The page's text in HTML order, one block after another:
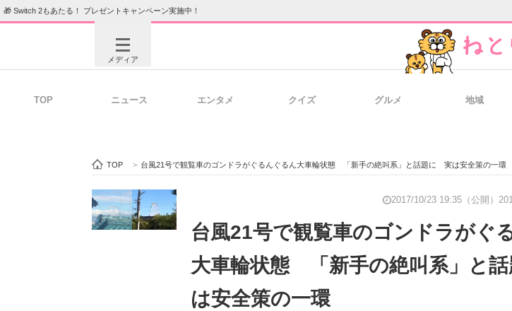
🎁 Switch 2もあたる！ プレゼントキャンペーン実施中！
メディア
ビジネスと働き方のヒント
ITエンジニア向け専門サイト 企業向けIT製品の総合サイト IT製品の技術・比較・
TOP ニュース エンタメ クイズ グルメ 地域
TOP > 台風21号で観覧車のゴンドラがぐるんぐるん大車輪状態 「新手の絶叫系」と話題に 実は安全策の一環
2017/10/23 19:35（公開）
台風21号で観覧車のゴンドラがぐ
大車輪状態 「新手の絶叫系」と
は安全策の一環